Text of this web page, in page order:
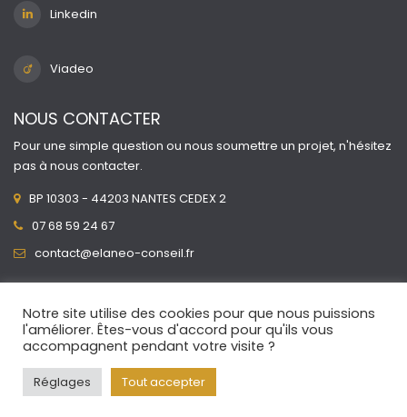
Linkedin
Viadeo
NOUS CONTACTER
Pour une simple question ou nous soumettre un projet, n'hésitez
pas à nous contacter.
BP 10303 - 44203 NANTES CEDEX 2
07 68 59 24 67
contact@elaneo-conseil.fr
communication
PIXIYO|Mentions légales et politique de
confidentialité
Notre site utilise des cookies pour que nous puissions
l'améliorer. Êtes-vous d'accord pour qu'ils vous
accompagnent pendant votre visite ?
Réglages Tout accepter